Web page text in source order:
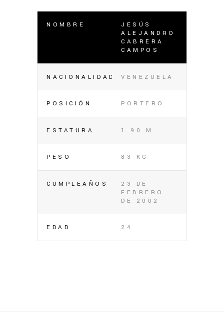
NOMBRE
JESÚS
ALEJANDRO
CABRERA
CAMPOS
NACIONALIDAD VENEZUELA
POSICIÓN PORTERO
ESTATURA 1.90 M
PESO 83 KG
CUMPLEAÑOS
23 DE
FEBRERO
DE 2002
EDAD 24